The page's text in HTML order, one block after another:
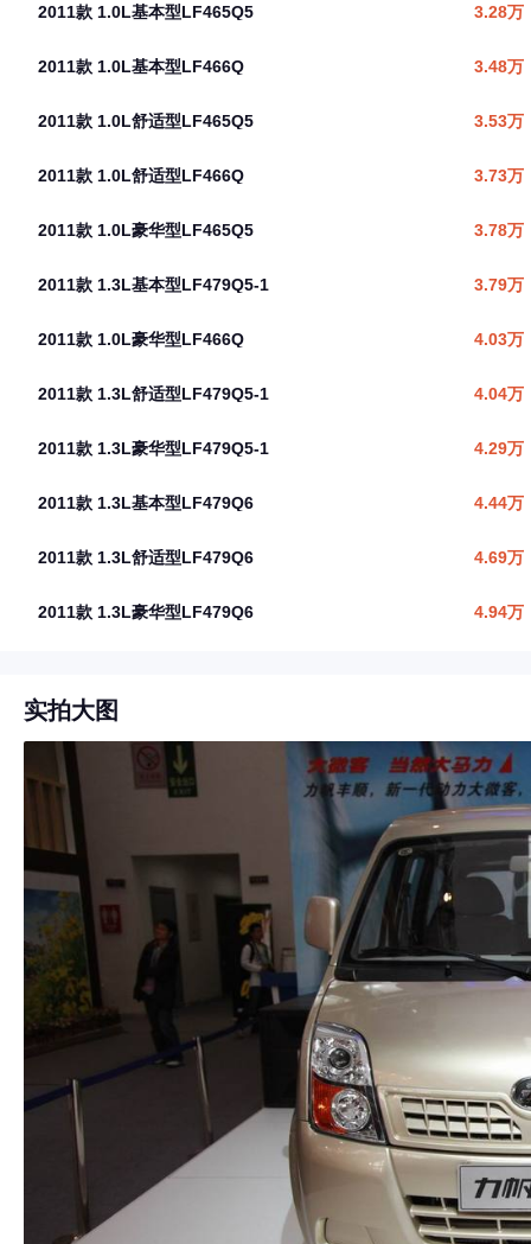
2011款 1.0L基本型LF465Q5 3.28万
2011款 1.0L基本型LF466Q 3.48万
2011款 1.0L舒适型LF465Q5 3.53万
2011款 1.0L舒适型LF466Q 3.73万
2011款 1.0L豪华型LF465Q5 3.78万
2011款 1.3L基本型LF479Q5-1 3.79万
2011款 1.0L豪华型LF466Q 4.03万
2011款 1.3L舒适型LF479Q5-1 4.04万
2011款 1.3L豪华型LF479Q5-1 4.29万
2011款 1.3L基本型LF479Q6 4.44万
2011款 1.3L舒适型LF479Q6 4.69万
2011款 1.3L豪华型LF479Q6 4.94万
实拍大图